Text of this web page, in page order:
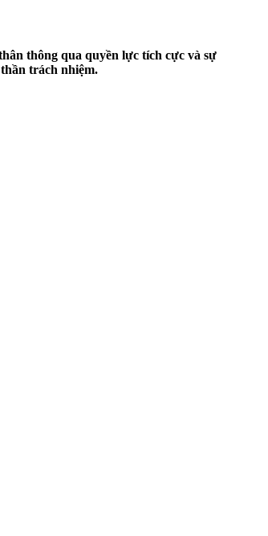
thông qua quyền lực tích cực và sự
trách nhiệm.